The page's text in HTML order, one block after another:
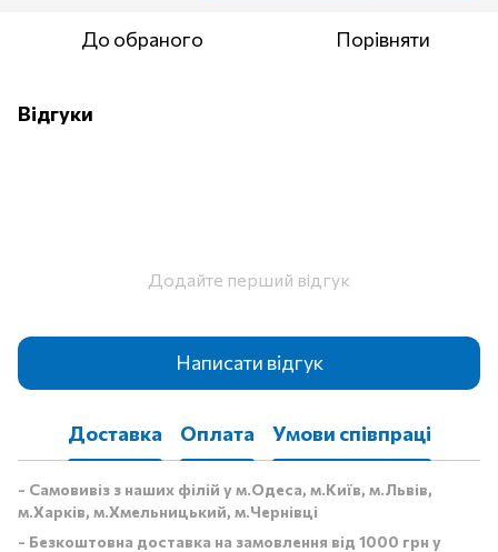
До обраного Порівняти
Відгуки
Додайте перший відгук
Написати відгук
Доставка Оплата Умови співпраці
- Самовивіз з наших філій у м.Одеса, м.Київ, м.Львів,
м.Харків, м.Хмельницький, м.Чернівці
- Безкоштовна доставка на замовлення від 1000 грн у